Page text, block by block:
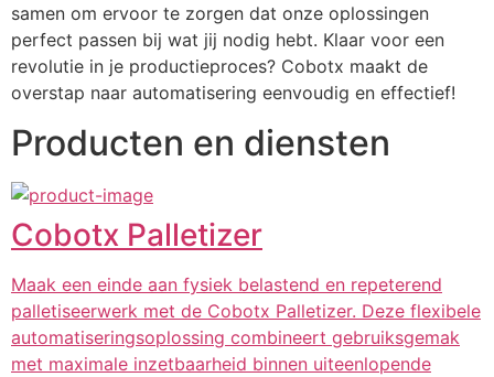
samen om ervoor te zorgen dat onze oplossingen
perfect passen bij wat jij nodig hebt. Klaar voor een
revolutie in je productieproces? Cobotx maakt de
overstap naar automatisering eenvoudig en effectief!
Producten en diensten
Cobotx Palletizer
Maak een einde aan fysiek belastend en repeterend
palletiseerwerk met de Cobotx Palletizer. Deze flexibele
automatiseringsoplossing combineert gebruiksgemak
met maximale inzetbaarheid binnen uiteenlopende